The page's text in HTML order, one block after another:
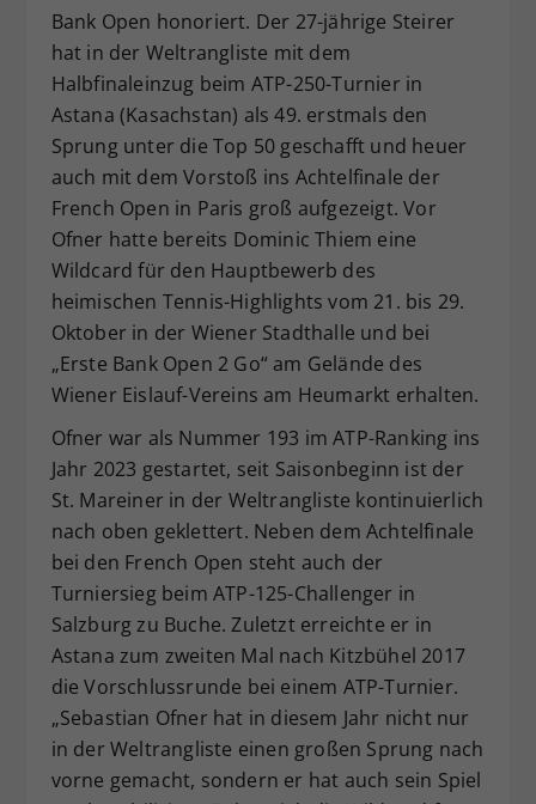
Bank Open honoriert. Der 27-jährige Steirer
hat in der Weltrangliste mit dem
Halbfinaleinzug beim ATP-250-Turnier in
Astana (Kasachstan) als 49. erstmals den
Sprung unter die Top 50 geschafft und heuer
auch mit dem Vorstoß ins Achtelfinale der
French Open in Paris groß aufgezeigt. Vor
Ofner hatte bereits Dominic Thiem eine
Wildcard für den Hauptbewerb des
heimischen Tennis-Highlights vom 21. bis 29.
Oktober in der Wiener Stadthalle und bei
„Erste Bank Open 2 Go“ am Gelände des
Wiener Eislauf-Vereins am Heumarkt erhalten.
Ofner war als Nummer 193 im ATP-Ranking ins
Jahr 2023 gestartet, seit Saisonbeginn ist der
St. Mareiner in der Weltrangliste kontinuierlich
nach oben geklettert. Neben dem Achtelfinale
bei den French Open steht auch der
Turniersieg beim ATP-125-Challenger in
Salzburg zu Buche. Zuletzt erreichte er in
Astana zum zweiten Mal nach Kitzbühel 2017
die Vorschlussrunde bei einem ATP-Turnier.
„Sebastian Ofner hat in diesem Jahr nicht nur
in der Weltrangliste einen großen Sprung nach
vorne gemacht, sondern er hat auch sein Spiel
Zweck
Dieser Wert speichert Ihre Consent-
Einstellungen. Unter anderem eine
zufällig generierte ID, für die
historische Speicherung Ihrer
vorgenommen Einstellungen, falls der
Webseiten-Betreiber dies eingestellt
hat.